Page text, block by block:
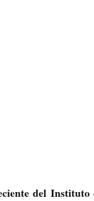
del Instituto